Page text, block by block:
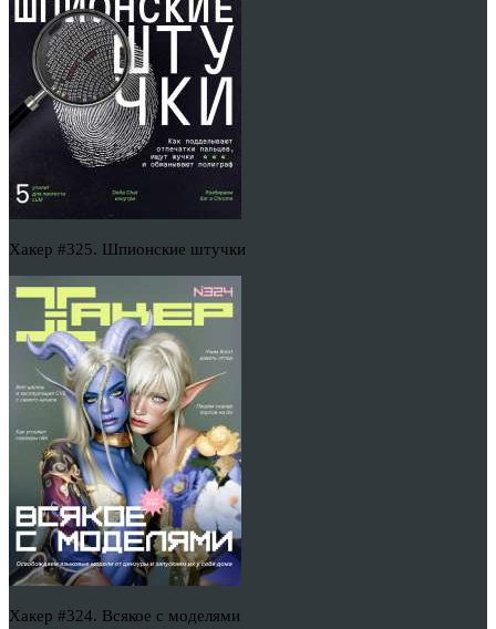
Хакер #325. Шпионские штучки
Хакер #324. Всякое с моделями